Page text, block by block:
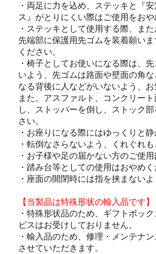
・両足に力を込め、ステッキと『
ス』がとりにくい際はご使用をおや
・ステッキとして使用する際、ま
先端部に保護用先ゴムを装着願い
ください。
・椅子としてお使いになる際は、
いよう、先ゴムは路面や壁面の角
なる背後に人などがいないよう、お
また、アスファルト、コンクリー
し、ストッパーを倒し、ストック
さい。
・お座りになる際にはゆっくりと静
・転倒なさらないよう、くれぐれも
・お子様や足の届かない方のご使用
・踏み台等としての使用はおやめく
・座面の開閉時には指を挟まないよ
【当製品は特殊形状の輸入品です】
・特殊形状品のため、ギフトボッ
ビスはお受けしておりません。
・輸入品のため、修理・メンテナ
させていただきます。